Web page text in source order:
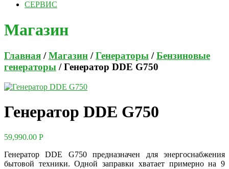
СЕРВИС
Магазин
Главная /Магазин /Генераторы /Бензиновые
генераторы / Генератор DDE G750
Генератор DDE G750
59,990.00 Р
Генератор DDE G750 предназначен для энергоснабжения
бытовой техники. Одной заправки хватает примерно на 9